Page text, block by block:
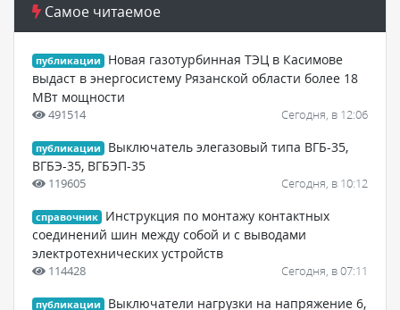
Самое читаемое
публикации
Новая газотурбинная ТЭЦ в Касимове
выдаст в энергосистему Рязанской области более 18
МВт мощности
491514 Сегодня, в 12:06
публикации
Выключатель элегазовый типа ВГБ-35,
ВГБЭ-35, ВГБЭП-35
119605 Сегодня, в 10:12
справочник
Инструкция по монтажу контактных
соединений шин между собой и с выводами
электротехнических устройств
114428 Сегодня, в 07:11
публикации Выключатели нагрузки на напряжение 6,